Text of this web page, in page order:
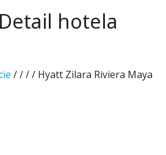
Detail hotela
//// Hyatt Zilara Riviera Maya